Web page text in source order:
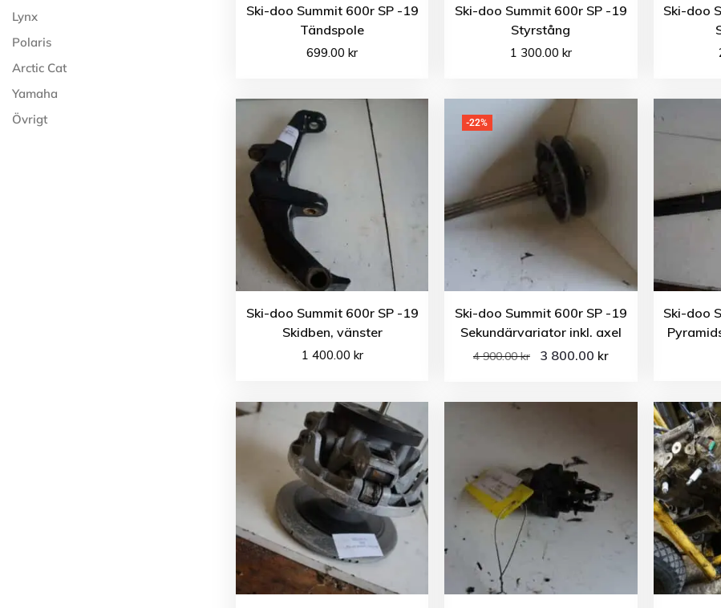
Lynx
Polaris
Arctic Cat
Yamaha
Övrigt
Ski-doo Summit 600r SP -19
Tändspole
699.00kr
Ski-doo Summit 600r SP -19
Styrstång
1 300.00 kr
Ski-doo
Ski-doo Summit 600r SP -19
Skidben, vänster
1 400.00 kr
-22%
Ski-doo Summit 600r SP -19
Sekundärvariator inkl. axel
4 900.00kr 3 800.00 kr
Ski-doo